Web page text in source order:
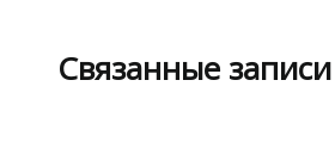
Связанные записи